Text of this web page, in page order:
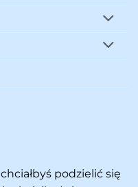
podzielić się